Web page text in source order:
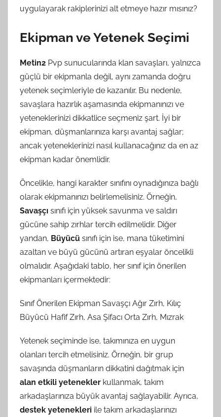
uygulayarak rakiplerinizi alt etmeye hazır mısınız?
Ekipman ve Yetenek Seçimi
Metin2 Pvp sunucularında klan savaşları, yalnızca
güçlü bir ekipmanla değil, aynı zamanda doğru
yetenek seçimleriyle de kazanılır. Bu nedenle,
savaşlara hazırlık aşamasında ekipmanınızı ve
yeteneklerinizi dikkatlice seçmeniz şart. İyi bir
ekipman, düşmanlarınıza karşı avantaj sağlar;
ancak yeteneklerinizi nasıl kullanacağınız da en az
ekipman kadar önemlidir.
Öncelikle, hangi karakter sınıfını oynadığınıza bağlı
olarak ekipmanınızı belirlemelisiniz. Örneğin,
Savaşçı sınıfı için yüksek savunma ve saldırı
gücüne sahip zırhlar tercih edilmelidir. Diğer
yandan, Büyücü sınıfı için ise, mana tüketimini
azaltan ve büyü gücünü artıran eşyalar öncelikli
olmalıdır. Aşağıdaki tablo, her sınıf için önerilen
ekipmanları içermektedir:
Sınıf Önerilen Ekipman Savaşçı Ağır Zırh, Kılıç
Büyücü Hafif Zırh, Asa Şifacı Orta Zırh, Mızrak
Yetenek seçiminde ise, takımınıza en uygun
olanları tercih etmelisiniz. Örneğin, bir grup
savaşında düşmanların dikkatini dağıtmak için
alan etkili yetenekler kullanmak, takım
arkadaşlarınıza büyük avantaj sağlayabilir. Ayrıca,
destek yetenekleri ile takım arkadaşlarınızı